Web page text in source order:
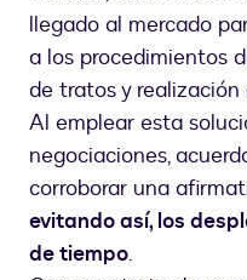
llegado al mercado
a los procedimientos
de tratos y realización
Al emplear esta
negociaciones,
corroborar una
evitando así, los
de tiempo.